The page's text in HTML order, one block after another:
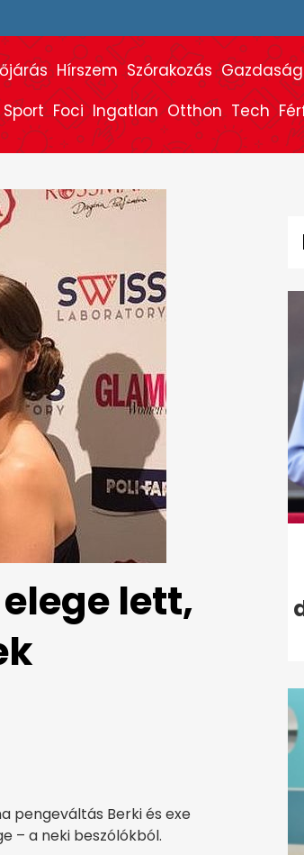
Hírszem Szórakozás Gazdaság
Sport Foci Ingatlan Otthon Tech
lett,
pengeváltás Berki és exe
– a neki beszólókból.